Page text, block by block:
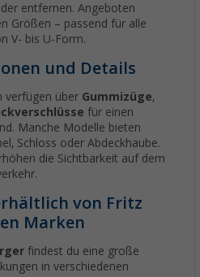
entfernen. Angeboten
Größen – passend für alle
V- bis U-Form.
und Details
verfügen über Gummizüge,
für einen
Manche Modelle bieten
Schloss oder Abdeckhaube.
die Sichtbarkeit auf dem
von Fritz
Marken
findest du eine große
in verschiedenen